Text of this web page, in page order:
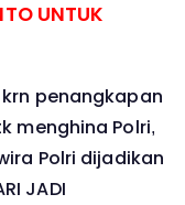
UNTUK
penangkapan
menghina Polri,
Polri dijadikan
JADI